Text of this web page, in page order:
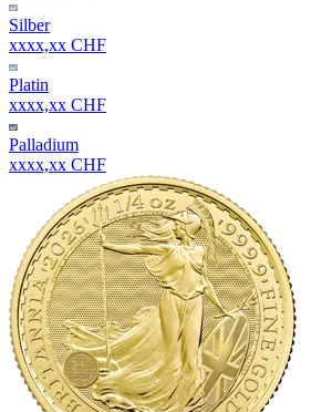
Silber
xxxx,xx CHF
Platin
xxxx,xx CHF
Palladium
xxxx,xx CHF